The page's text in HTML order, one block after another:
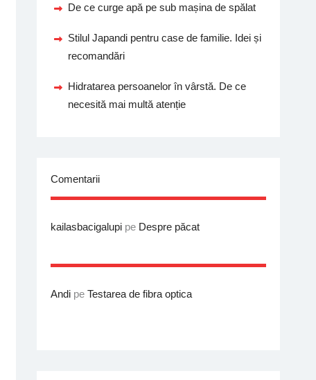
De ce curge apă pe sub mașina de spălat
Stilul Japandi pentru case de familie. Idei și
recomandări
Hidratarea persoanelor în vârstă. De ce
necesită mai multă atenție
Comentarii
kailasbacigalupi pe Despre păcat
Andi pe Testarea de fibra optica